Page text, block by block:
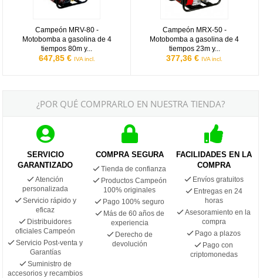
Campeón MRV-80 -
Motobomba a gasolina de 4
tiempos 80m y...
647,85 € IVA incl.
Campeón MRX-50 -
Motobomba a gasolina de 4
tiempos 23m y...
377,36 € IVA incl.
¿POR QUÉ COMPRARLO EN NUESTRA TIENDA?
SERVICIO
GARANTIZADO
Atención
personalizada
Servicio rápido y
eficaz
Distribuidores
oficiales Campeón
Servicio Post-venta y
Garantías
Suministro de
accesorios y recambios
COMPRA SEGURA
Tienda de confianza
Productos Campeón
100% originales
Pago 100% seguro
Más de 60 años de
experiencia
Derecho de
devolución
FACILIDADES EN LA
COMPRA
Envíos gratuitos
Entregas en 24
horas
Asesoramiento en la
compra
Pago a plazos
Pago con
criptomonedas